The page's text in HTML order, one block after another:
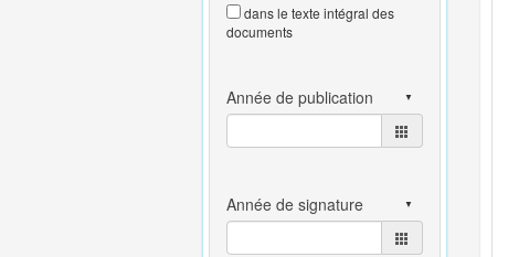
dans le texte intégral des
documents